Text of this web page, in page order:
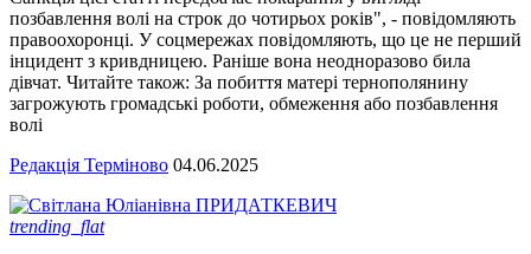
позбавлення волі на строк до чотирьох років", - повідомляють
правоохоронці. У соцмережах повідомляють, що це не перший
інцидент з кривдницею. Раніше вона неодноразово била
дівчат. Читайте також: За побиття матері тернополянину
загрожують громадські роботи, обмеження або позбавлення
волі
Редакція Терміново 04.06.2025
trending_flat